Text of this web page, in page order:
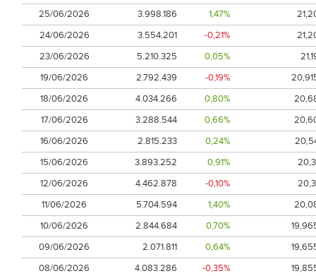
25/06/2026
3.998.186 1,47%
24/06/2026
3.554.201 -0,21%
23/06/2026
5.210.325 0,05%
19/06/2026
2.792.439 -0,19%
18/06/2026
4.034.266 0,80%
17/06/2026
3.288.544 0,66%
16/06/2026
2.815.233 0,24%
15/06/2026
3.893.252 0,91%
12/06/2026
4.462.878 -0,10%
11/06/2026
5.704.594 1,40%
10/06/2026
2.844.684 0,70%
09/06/2026
2.071.811 0,64%
08/06/2026
4.083.286 -0,35%